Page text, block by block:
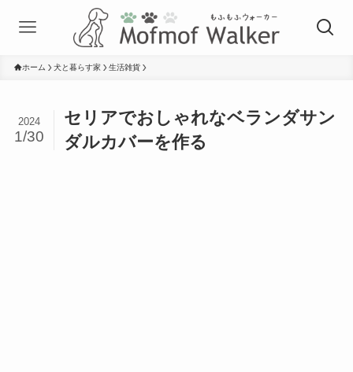
ホーム 犬と暮らす家 生活雑貨
セリアでおしゃれなベランダサン
ダルカバーを作る
2024
1/30